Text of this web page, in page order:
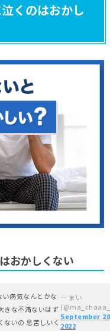
くのはおかし
おかしくない
病気なんとかな
きな不満ないはず
いの 息苦しいく
— まい
September
2022